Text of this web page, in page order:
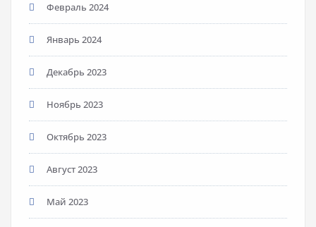
Февраль 2024
Январь 2024
Декабрь 2023
Ноябрь 2023
Октябрь 2023
Август 2023
Май 2023